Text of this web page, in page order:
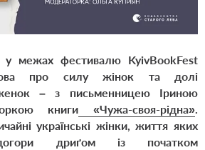
у межах фестивалю KyivBookFest
про силу жінок та долі
– з письменницею Іриною
книги «Чужа-своя-рідна».
українські жінки, життя яких
догори дриґом із початком